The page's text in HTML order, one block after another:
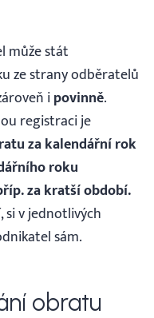
může stát
ze strany odběratelů
ipovinně.
registraci je
za kalendářní rok
roku
za kratší období.
si v jednotlivých
sám.
obratu